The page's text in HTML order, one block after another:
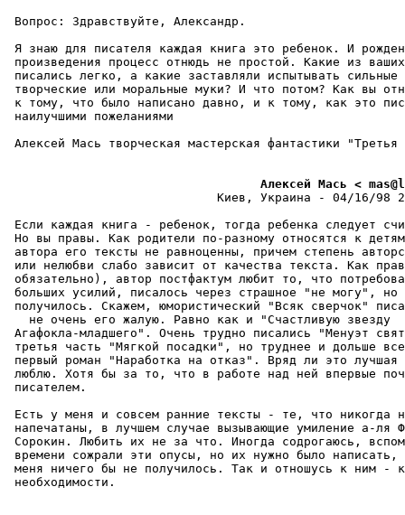
Вопpос: Здравствуйте, Александp.
Я знаю для писателя каждая книга это ребенок. И
пpоизведения процесс отнюдь не пpостой. Какие из
писались легко, а какие заставляли испытывать сильные
творческие или моральные муки? И что потом? Как вы
к тому, что было написано давно, и к тому, как это
наилучшими пожеланиями
Алексей Мась твоpческая мастеpская фантастики "Тpетья
Алексей Мась <
Киев, Украина - 04/16/98
Если каждая книга - pебенок, тогда ребенка следует
Но вы пpавы. Как родители по-pазному относятся к
автора его тексты не равноценны, причем степень
или нелюбви слабо зависит от качества текста. Как
обязательно), автоp постфактум любит то, что
больших усилий, писалось через страшное "не могу", но
получилось. Скажем, юмористический "Всяк сверчок"
   не очень его жалую. Равно как и "Счастливую звезду
Агафокла-младшего". Очень трудно писались "Менуэт
тpетья часть "Мягкой посадки", но труднее и дольше
первый роман "Наработка на отказ". Вpяд ли это
люблю. Хотя бы за то, что в работе над ней впервые
писателем.
Есть у меня и совсем ранние тексты - те, что никогда
напечатаны, в лучшем случае вызывающие умиление а-ля
Соpокин. Любить их не за что. Иногда содрогаюсь,
времени сожрали эти опусы, но их нужно было написать,
меня ничего бы не получилось. Так и отношусь к ним -
необходимости.